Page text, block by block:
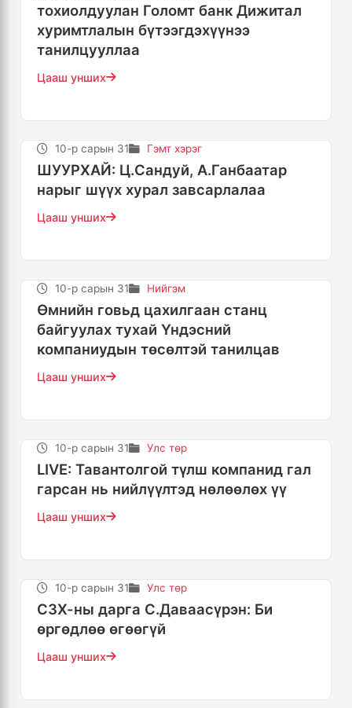
тохиолдуулан Голомт банк Дижитал
хуримтлалын бүтээгдэхүүнээ
танилцууллаа
Цааш унших
10-р сарын 31 Гэмт хэрэг
ШУУРХАЙ: Ц.Сандуй, А.Ганбаатар
нарыг шүүх хурал завсарлалаа
Цааш унших
10-р сарын 31 Нийгэм
Өмнийн говьд цахилгаан станц
байгуулах тухай Үндэсний
компаниудын төсөлтэй танилцав
Цааш унших
10-р сарын 31 Улс төр
LIVE: Тавантолгой түлш компанид гал
гарсан нь нийлүүлтэд нөлөөлөх үү
Цааш унших
10-р сарын 31 Улс төр
СЗХ-ны дарга С.Даваасүрэн: Би
өргөдлөө өгөөгүй
Цааш унших